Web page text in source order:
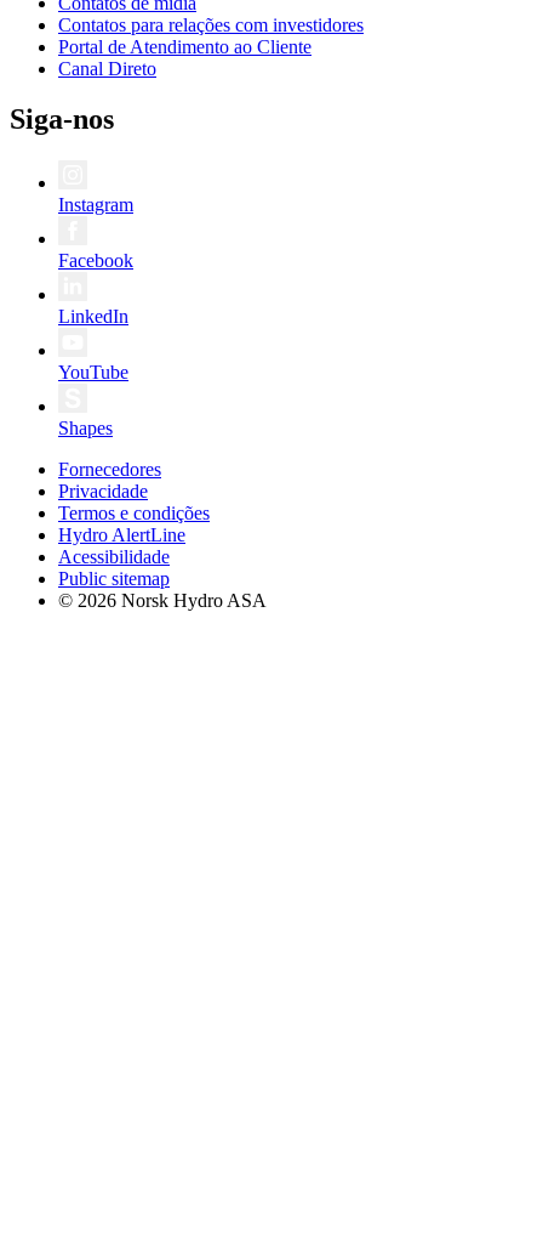
Contatos para relações com investidores
Portal de Atendimento ao Cliente
Canal Direto
Siga-nos
Instagram
Facebook
LinkedIn
YouTube
Shapes
Fornecedores
Privacidade
Termos e condições
Hydro AlertLine
Acessibilidade
Public sitemap
© 2026 Norsk Hydro ASA